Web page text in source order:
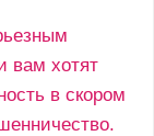
вам хотят
в скором